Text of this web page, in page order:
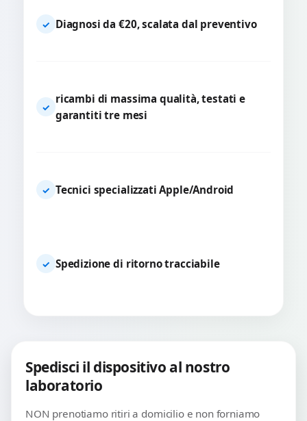
✓ Diagnosi da €20, scalata dal preventivo
✓
ricambi di massima qualità, testati e
garantiti tre mesi
✓ Tecnici specializzati Apple/Android
✓ Spedizione di ritorno tracciabile
Spedisci il dispositivo al nostro
laboratorio
NON prenotiamo ritiri a domicilio e non forniamo